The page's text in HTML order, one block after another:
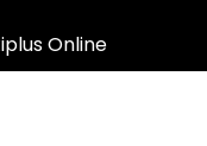
Online